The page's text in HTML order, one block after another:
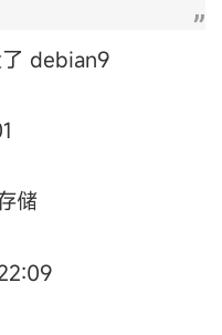
debian9
储